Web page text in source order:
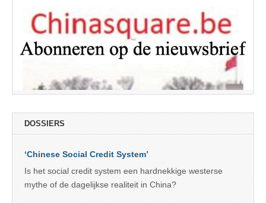
DOSSIERS
‘Chinese Social Credit System’
Is het social credit system een hardnekkige westerse
mythe of de dagelijkse realiteit in China?